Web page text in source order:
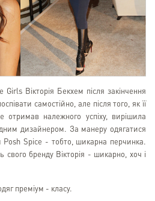
Girls Вікторія Бекхем після закінчення
самостійно, але після того, як її
належного успіху, вирішила
дизайнером. За манеру одягатися
Posh Spice - тобто, шикарна перчинка.
бренду Вікторія - шикарно, хоч і
преміум - класу.